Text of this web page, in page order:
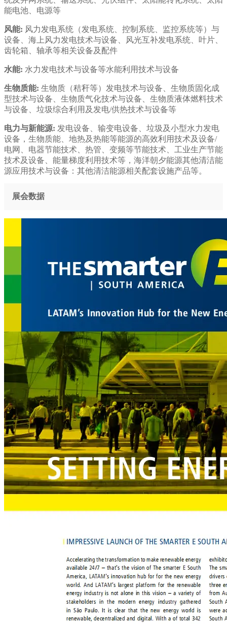
能电池、电源等
风能: 风力发电系统（发电系统、控制系统、监控系统等）与
设备、海上风力发电技术与设备、风光互补发电系统、叶片、
齿轮箱、轴承等相关设备及配件
水能: 水力发电技术与设备等水能利用技术与设备
生物质能: 生物质（秸秆等）发电技术与设备、生物质固化成
型技术与设备、生物质气化技术与设备、生物质液体燃料技术
与设备、垃圾综合利用及发电/供热技术与设备等
电力与新能源: 发电设备、输变电设备、垃圾及小型水力发电
设备，生物质能、地热及热能等能源的高效利用技术及设备/
电网、电器节能技术、热管、变频等节能技术、工业生产节能
技术及设备、能量梯度利用技术等，海洋朝夕能源其他清洁能
源应用技术与设备：其他清洁能源相关配套设施产品等。
展会数据